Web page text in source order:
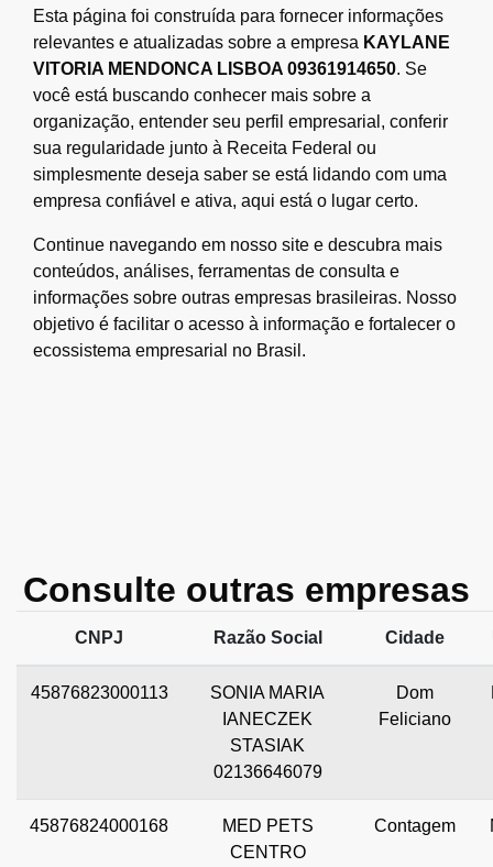
Esta página foi construída para fornecer informações
relevantes e atualizadas sobre a empresa KAYLANE
VITORIA MENDONCA LISBOA 09361914650. Se
você está buscando conhecer mais sobre a
organização, entender seu perfil empresarial, conferir
sua regularidade junto à Receita Federal ou
simplesmente deseja saber se está lidando com uma
empresa confiável e ativa, aqui está o lugar certo.
Continue navegando em nosso site e descubra mais
conteúdos, análises, ferramentas de consulta e
informações sobre outras empresas brasileiras. Nosso
objetivo é facilitar o acesso à informação e fortalecer o
ecossistema empresarial no Brasil.
Consulte outras empresas
CNPJ Razão Social Cidade
45876823000113
SONIA MARIA
IANECZEK
STASIAK
02136646079
Dom
Feliciano
45876824000168
MED PETS
CENTRO
Contagem